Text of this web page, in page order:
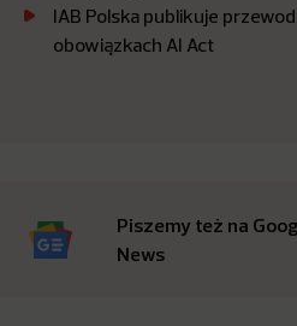
IAB Polska publikuje
obowiązkach AI Act
Piszemy też na
News